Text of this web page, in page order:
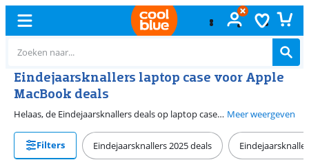
Eindejaarsknallers laptop case voor Apple
MacBook deals
Helaas, de Eindejaarsknallers deals op laptop cases zijn weer voorbij. Maar niet getreurd, want we hebben het hele jaar aanbiedingen op laptop cases. Bekijk hiervoor de algemene aanbiedingenpagina, Meer weergeven
Filters Eindejaarsknallers 2025 deals